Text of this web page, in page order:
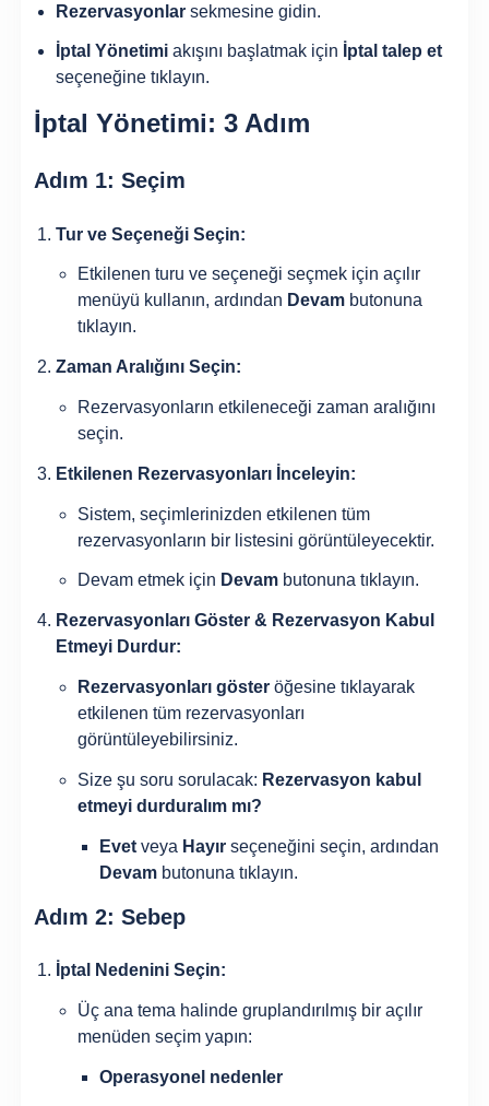
Rezervasyonlar sekmesine gidin.
İptal Yönetimi akışını başlatmak için İptal talep et
seçeneğine tıklayın.
İptal Yönetimi: 3 Adım
Adım 1: Seçim
Tur ve Seçeneği Seçin:
Etkilenen turu ve seçeneği seçmek için açılır
menüyü kullanın, ardından Devam butonuna
tıklayın.
Zaman Aralığını Seçin:
Rezervasyonların etkileneceği zaman aralığını
seçin.
Etkilenen Rezervasyonları İnceleyin:
Sistem, seçimlerinizden etkilenen tüm
rezervasyonların bir listesini görüntüleyecektir.
Devam etmek için Devam butonuna tıklayın.
Rezervasyonları Göster & Rezervasyon Kabul
Etmeyi Durdur:
Rezervasyonları göster öğesine tıklayarak
etkilenen tüm rezervasyonları
görüntüleyebilirsiniz.
Size şu soru sorulacak: Rezervasyon kabul
etmeyi durduralım mı?
Evet veya Hayır seçeneğini seçin, ardından
Devam butonuna tıklayın.
Adım 2: Sebep
İptal Nedenini Seçin:
Üç ana tema halinde gruplandırılmış bir açılır
menüden seçim yapın:
Operasyonel nedenler